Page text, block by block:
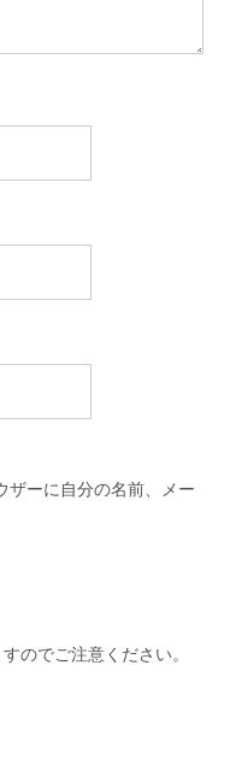
ザーに自分の名前、メー
のでご注意ください。